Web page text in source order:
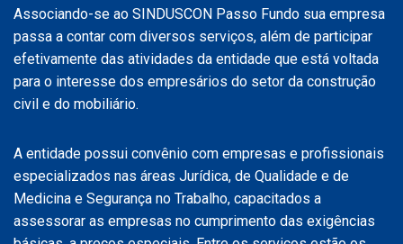
Associando-se ao SINDUSCON Passo Fundo sua empresa
passa a contar com diversos serviços, além de participar
efetivamente das atividades da entidade que está voltada
para o interesse dos empresários do setor da construção
civil e do mobiliário.
A entidade possui convênio com empresas e profissionais
especializados nas áreas Jurídica, de Qualidade e de
Medicina e Segurança no Trabalho, capacitados a
assessorar as empresas no cumprimento das exigências